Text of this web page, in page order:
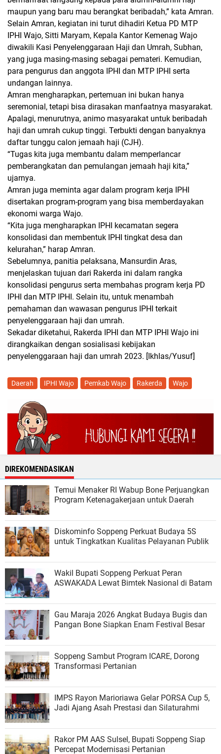
maupun yang baru mau berangkat beribadah,” kata Amran.
Selain Amran, kegiatan ini turut dihadiri Ketua PD MTP
IPHI Wajo, Sitti Maryam, Kepala Kantor Kemenag Wajo
diwakili Kasi Penyelenggaraan Haji dan Umrah, Subhan,
yang juga masing-masing sebagai pemateri. Kemudian,
para pengurus dan anggota IPHI dan MTP IPHI serta
undangan lainnya.
Amran mengharapkan, pertemuan ini bukan hanya
seremonial, tetapi bisa dirasakan manfaatnya masyarakat.
Apalagi, menurutnya, animo masyarakat untuk beribadah
haji dan umrah cukup tinggi. Terbukti dengan banyaknya
daftar tunggu calon jemaah haji (CJH).
“Tugas kita juga membantu dalam memperlancar
pemberangkatan dan pemulangan jemaah haji kita,”
ujarnya.
Amran juga meminta agar dalam program kerja IPHI
disertakan program-program yang bisa memberdayakan
ekonomi warga Wajo.
“Kita juga mengharapkan IPHI kecamatan segera
konsolidasi dan membentuk IPHI tingkat desa dan
kelurahan,” harap Amran.
Sebelumnya, panitia pelaksana, Mansurdin Aras,
menjelaskan tujuan dari Rakerda ini dalam rangka
konsolidasi pengurus serta membahas program kerja PD
IPHI dan MTP IPHI. Selain itu, untuk menambah
pemahaman dan wawasan pengurus IPHI terkait
penyelenggaraan haji dan umrah.
Sekadar diketahui, Rakerda IPHI dan MTP IPHI Wajo ini
dirangkaikan dengan sosialisasi kebijakan
penyelenggaraan haji dan umrah 2023. [Ikhlas/Yusuf]
Daerah IPHI Wajo Pemkab Wajo Rakerda Wajo
DIREKOMENDASIKAN
Temui Menaker RI Wabup Bone Perjuangkan
Program Ketenagakerjaan untuk Daerah
Diskominfo Soppeng Perkuat Budaya 5S
untuk Tingkatkan Kualitas Pelayanan Publik
Wakil Bupati Soppeng Perkuat Peran
ASWAKADA Lewat Bimtek Nasional di Batam
Gau Maraja 2026 Angkat Budaya Bugis dan
Pangan Bone Siapkan Enam Festival Besar
Soppeng Sambut Program ICARE, Dorong
Transformasi Pertanian
IMPS Rayon Marioriawa Gelar PORSA Cup 5,
Jadi Ajang Asah Prestasi dan Silaturahmi
Rakor PM AAS Sulsel, Bupati Soppeng Siap
Percepat Modernisasi Pertanian